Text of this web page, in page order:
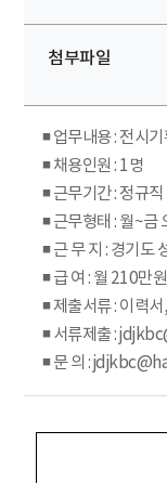
첨부파일
◾ 업무내용 : 전시
◾ 채용인원 : 1명
◾ 근무기간 : 정규직
◾ 근무형태 : 월~
◾ 근 무 지 : 경기
◾ 급 여 : 월 210만
◾ 제출서류 : 이력
◾ 서류제출 :
◾ 문 의 :